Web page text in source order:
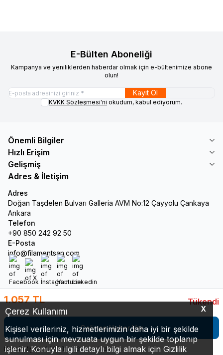
X
Çerez Kullanımı
Kişisel verileriniz, hizmetlerimizin daha iyi bir şekilde
sunulması için mevzuata uygun bir şekilde toplanıp
işlenir. Konuyla ilgili detaylı bilgi almak için Gizlilik
1.057TL Tükendi
Gelince Haber Ver
Havale fiyatı :1.025TL%3extra indirim
E-Bülten Aboneliği
Kampanya ve yeniliklerden haberdar olmak için e-bültenimize abone
olun!
Kayıt Ol
KVKK Sözleşmesi'ni okudum, kabul ediyorum.
Önemli Bilgiler
Hızlı Erişim
Gelişmiş
Adres & İletişim
Adres
Doğan Taşdelen Bulvarı Galleria AVM No:12 Çayyolu Çankaya
Ankara
Telefon
+90 850 242 92 50
E-Posta
info@filamentsan.com
Facebook
X İnstagram
Youtube